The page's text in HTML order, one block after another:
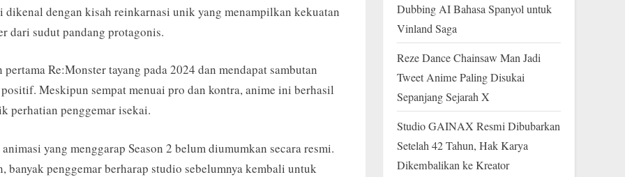
dikenal dengan kisah reinkarnasi unik yang menampilkan kekuatan
dari sudut pandang protagonis.
pertama Re:Monster tayang pada 2024 dan mendapat sambutan
Meskipun sempat menuai pro dan kontra, anime ini berhasil
perhatian penggemar isekai.
yang menggarap Season 2 belum diumumkan secara resmi.
banyak penggemar berharap studio sebelumnya kembali untuk
Dubbing AI Bahasa Spanyol untuk
Vinland Saga
Reze Dance Chainsaw Man Jadi
Tweet Anime Paling Disukai
Sepanjang Sejarah X
Studio GAINAX Resmi Dibubarkan
Setelah 42 Tahun, Hak Karya
Dikembalikan ke Kreator